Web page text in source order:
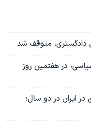
دادگستری، متوقف شد
در هفتمین روز
در ایران در دو سال؛